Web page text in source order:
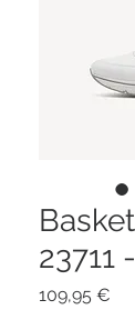
23711
109,95 €